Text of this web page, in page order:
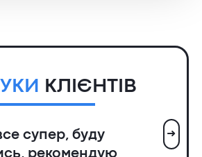
КЛІЄНТІВ
супер, буду
рекомендую
➜